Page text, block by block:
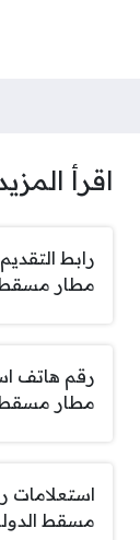
اقرأ
رابط
مطار مسقط
رقم هاتف
مطار مسقط
استعلامات
مسقط